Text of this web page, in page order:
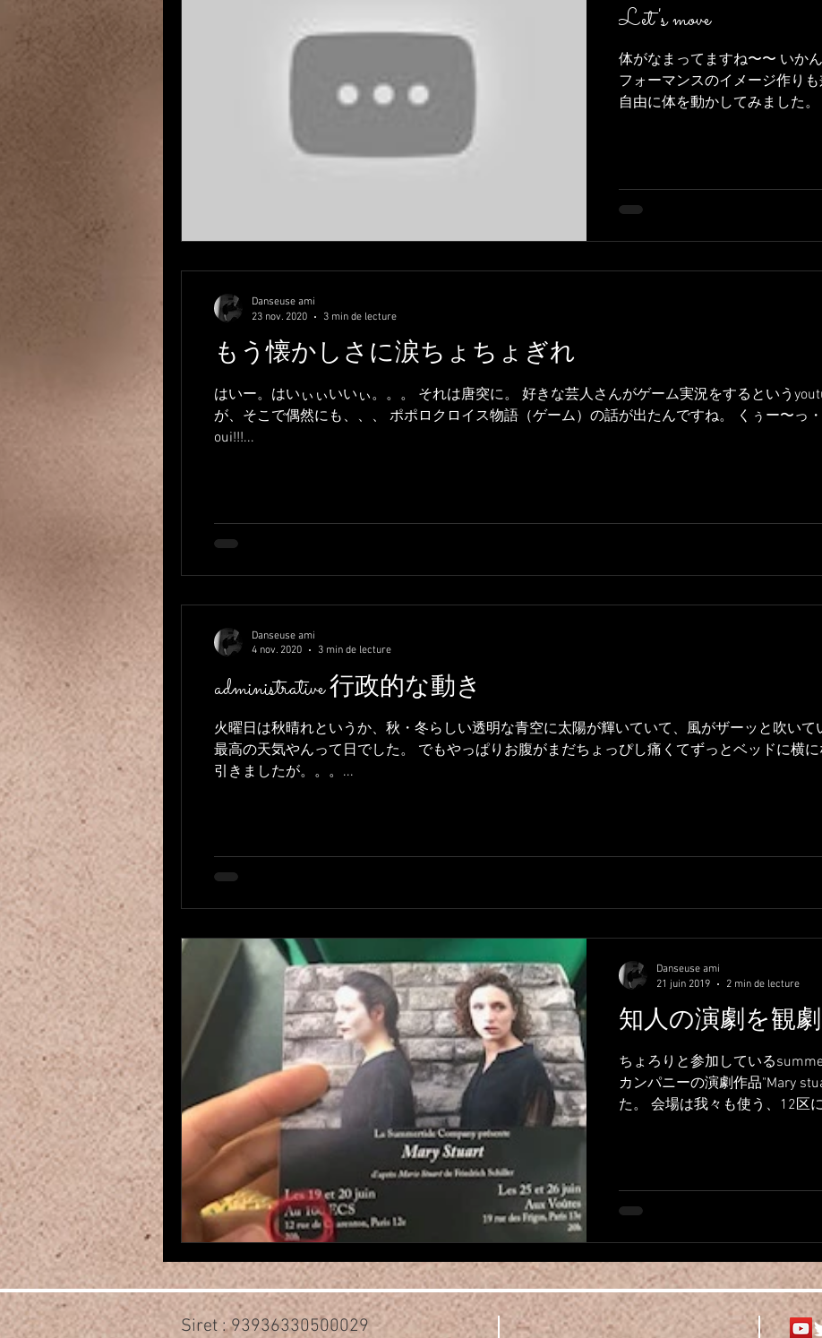
Let's move
体がなまってますね〜〜 いか
フォーマンスのイメージ作り
自由に体を動かしてみました
もう懐かしさに涙ちょちょぎれ
はいー。はいぃぃいいぃ。。。 それは唐突に。 好きな芸人さんがゲーム実況をするという
が、そこで偶然にも、、、 ポポロクロイス物語（ゲーム）の話が出たんですね。 くぅー〜っ
oui!!!...
Danseuse ami
23 nov. 2020
3 min de lecture
administrative 行政的な動き
火曜日は秋晴れというか、秋・冬らしい透明な青空に太陽が輝いていて、風がザーッと吹いて
最高の天気やんって日でした。 でもやっぱりお腹がまだちょっぴし痛くてずっとベッドに横
引きましたが。。。...
Danseuse ami
4 nov. 2020
3 min de lecture
知人の演劇を観劇
ちょろりと参加している
カンパニーの演劇作品"Mary
た。 会場は我々も使う、12区
Danseuse ami
21 juin 2019
2 min de lecture
Siret : 93936330500029